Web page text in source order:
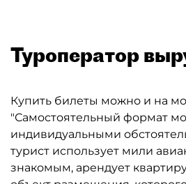
Туроператор
Купить билеты можно и на
"Самостоятельный формат
индивидуальными
турист использует мили
знакомым, арендует